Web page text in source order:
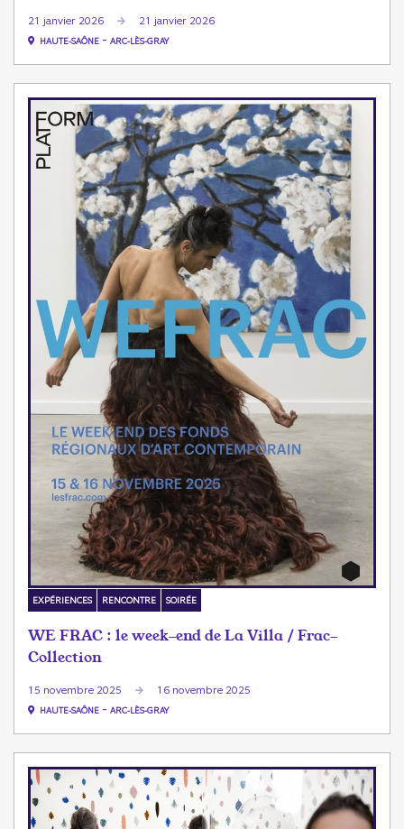
21 janvier 2026 21 janvier 2026
HAUTE-SAÔNE - ARC-LÈS-GRAY
EXPÉRIENCES RENCONTRE SOIRÉE
WE FRAC : le week-end de La Villa / Frac-
Collection
15 novembre 2025 16 novembre 2025
HAUTE-SAÔNE - ARC-LÈS-GRAY